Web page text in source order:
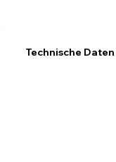
Technische Daten